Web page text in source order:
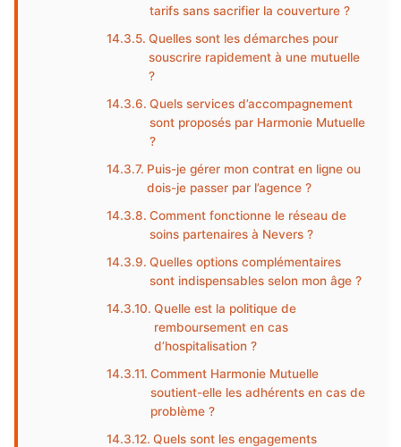
tarifs sans sacrifier la couverture ?
Quelles sont les démarches pour
souscrire rapidement à une mutuelle
?
Quels services d’accompagnement
sont proposés par Harmonie Mutuelle
?
Puis-je gérer mon contrat en ligne ou
dois-je passer par l’agence ?
Comment fonctionne le réseau de
soins partenaires à Nevers ?
Quelles options complémentaires
sont indispensables selon mon âge ?
Quelle est la politique de
remboursement en cas
d’hospitalisation ?
Comment Harmonie Mutuelle
soutient-elle les adhérents en cas de
problème ?
Quels sont les engagements